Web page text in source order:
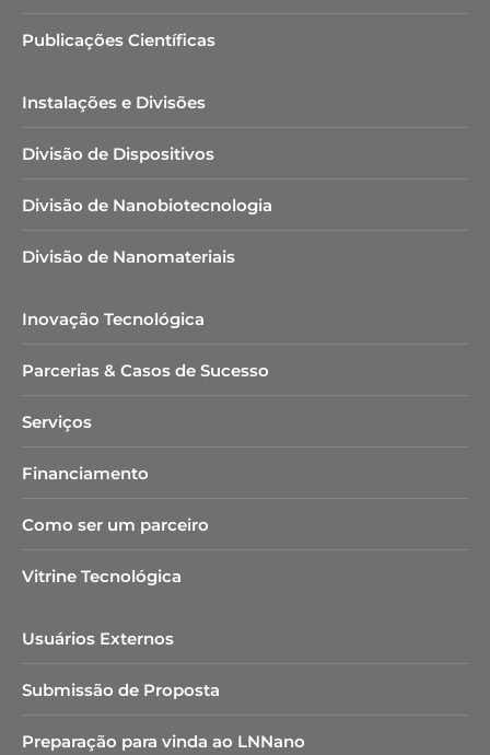
Publicações Científicas
Instalações e Divisões
Divisão de Dispositivos
Divisão de Nanobiotecnologia​
Divisão de Nanomateriais
Inovação Tecnológica
Parcerias & Casos de Sucesso
Serviços
Financiamento
Como ser um parceiro
Vitrine Tecnológica
Usuários Externos
Submissão de Proposta
Preparação para vinda ao LNNano